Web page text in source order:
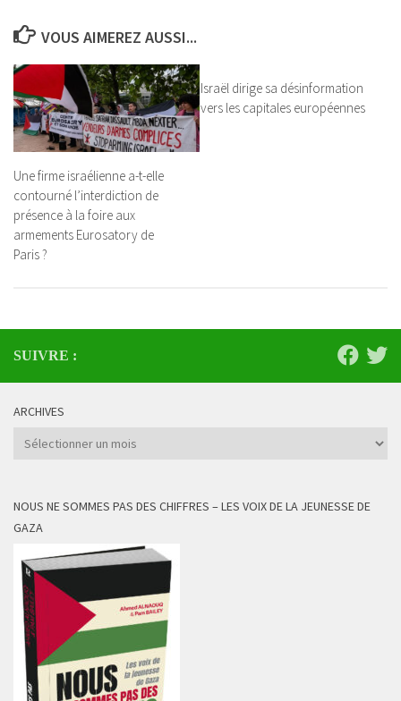
VOUS AIMEREZ AUSSI...
Une firme israélienne a-t-elle
contourné l’interdiction de
présence à la foire aux
armements Eurosatory de
Paris ?
Israël dirige sa désinformation
vers les capitales européennes
SUIVRE :
ARCHIVES
Archives
NOUS NE SOMMES PAS DES CHIFFRES – LES VOIX DE LA JEUNESSE DE
GAZA